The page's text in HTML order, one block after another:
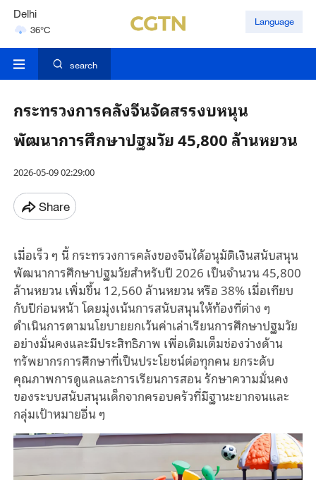
Delhi
36°C
Hyderabad
Language
search
กระทรวงการคลังจีนจัดสรรงบหนุน
พัฒนาการศึกษาปฐมวัย 45,800 ล้านหยวน
2026-05-09 02:29:00
Share
เมื่อเร็ว ๆ นี้ กระทรวงการคลังของจีนได้อนุมัติเงินสนับสนุน
พัฒนาการศึกษาปฐมวัยสำหรับปี 2026 เป็นจำนวน 45,800
ล้านหยวน เพิ่มขึ้น 12,560 ล้านหยวน หรือ 38% เมื่อเทียบ
กับปีก่อนหน้า โดยมุ่งเน้นการสนับสนุนให้ท้องที่ต่าง ๆ
ดำเนินการตามนโยบายยกเว้นค่าเล่าเรียนการศึกษาปฐมวัย
อย่างมั่นคงและมีประสิทธิภาพ เพื่อเติมเต็มช่องว่างด้าน
ทรัพยากรการศึกษาที่เป็นประโยชน์ต่อทุกคน ยกระดับ
คุณภาพการดูแลและการเรียนการสอน รักษาความมั่นคง
ของระบบสนับสนุนเด็กจากครอบครัวที่มีฐานะยากจนและ
กลุ่มเป้าหมายอื่น ๆ